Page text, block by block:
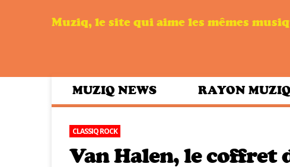
Muziq, le site qui aime les mêmes
MUZIQ NEWS RAYON MUZIQ
CLASSIQ ROCK
Van Halen, le coffret